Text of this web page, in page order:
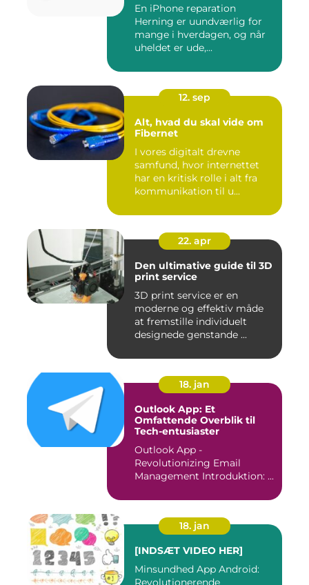
En iPhone reparation
Herning er uundværlig for
mange i hverdagen, og når
uheldet er ude,...
12. sep
Alt, hvad du skal vide om
Fibernet
I vores digitalt drevne
samfund, hvor internettet
har en kritisk rolle i alt fra
kommunikation til u...
22. apr
Den ultimative guide til 3D
print service
3D print service er en
moderne og effektiv måde
at fremstille individuelt
designede genstande ...
18. jan
Outlook App: Et
Omfattende Overblik til
Tech-entusiaster
Outlook App -
Revolutionizing Email
Management Introduktion: ...
18. jan
[INDSÆT VIDEO HER]
Minsundhed App Android:
Revolutionerende